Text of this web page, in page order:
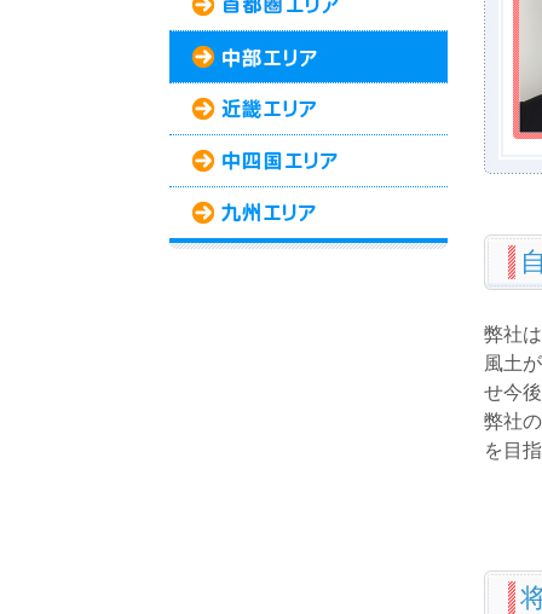
弊社
風土
せ今
弊社
を目